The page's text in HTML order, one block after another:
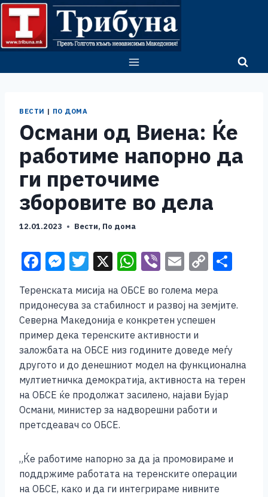
Skip
content
ВЕСТИ | ПО ДОМА
Османи од Виена: Ќе
работиме напорно да
ги преточиме
зборовите во дела
12.01.2023 Вести, По дома
F
c
e
b
o
o
k
M
ss
e
n
g
er
T
wi
tt
er
X W
h
at
s
A
p
p
Vi
er
E
ai
l
C
p
y
n
k
ar
Теренската мисија на ОБСЕ во голема мера
придонесува за стабилност и развој на земјите.
Северна Македонија е конкретен успешен
пример дека теренските активности и
заложбата на ОБСЕ низ годините доведе меѓу
другото и до денешниот модел на функционална
мултиетничка демократија, активноста на терен
на ОБСЕ ќе продолжат засилено, најави Бујар
Османи, министер за надворешни работи и
претсдеавач со ОБСЕ.
„Ќе работиме напорно за да ја промовираме и
поддржиме работата на теренските операции
на ОБСЕ, како и да ги интегрираме нивните